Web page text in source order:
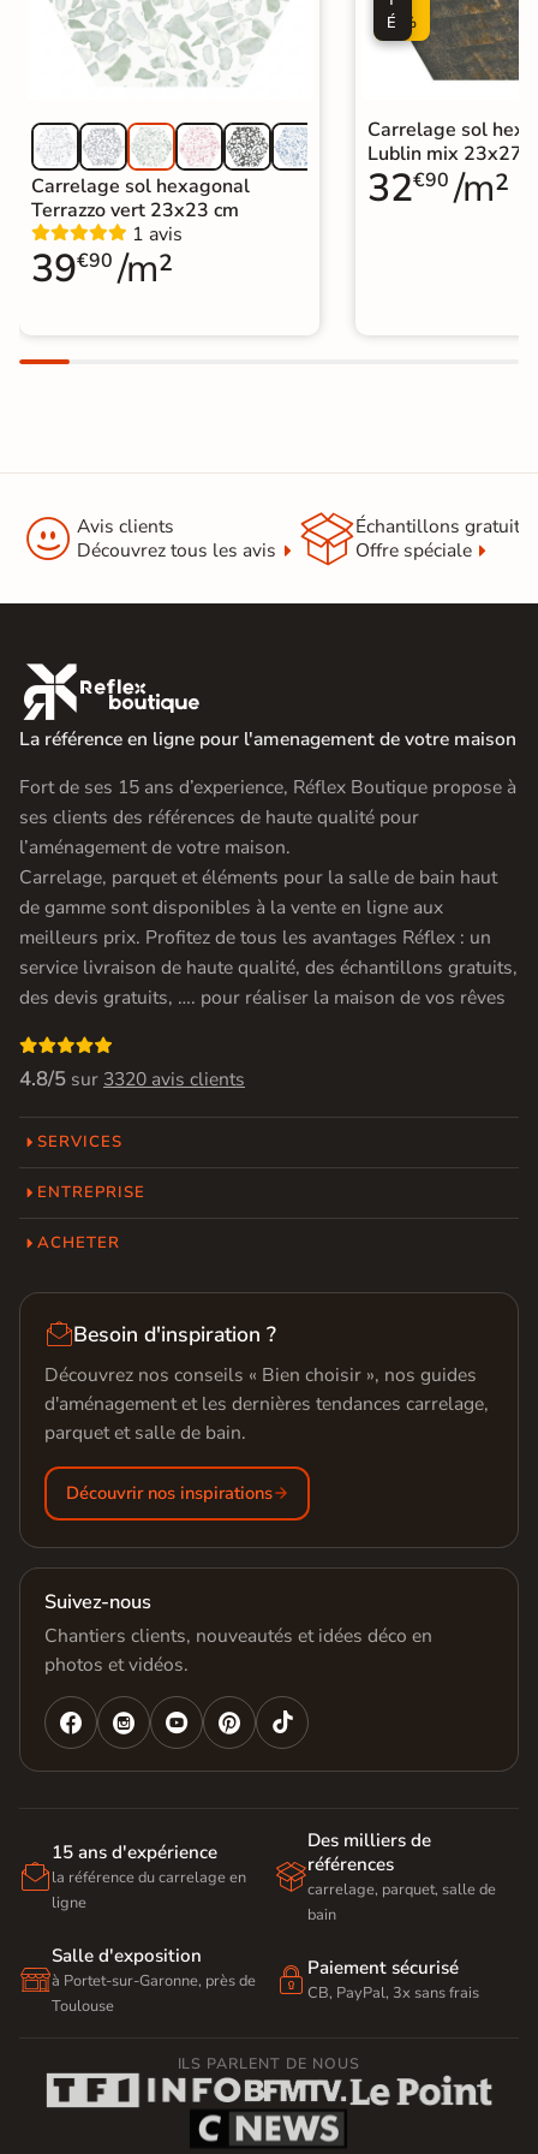
Carrelage sol hexagonal
Terrazzo vert 23x23 cm
1 avis
39€90 /m²
%
É
Carrelage sol
Lublin mix 23x27
32€90 /m²
 Avis clients
Découvrez tous les avis
Échantillons gratuit
Offre spéciale

La référence en ligne pour l'amenagement de votre maison
Fort de ses 15 ans d’experience, Réflex Boutique propose à
ses clients des références de haute qualité pour
l’aménagement de votre maison.
Carrelage, parquet et éléments pour la salle de bain haut
de gamme sont disponibles à la vente en ligne aux
meilleurs prix. Profitez de tous les avantages Réflex : un
service livraison de haute qualité, des échantillons gratuits,
des devis gratuits, …. pour réaliser la maison de vos rêves

4.8/5 sur 3320 avis clients
SERVICES
ENTREPRISE
ACHETER
Besoin d'inspiration ?
Découvrez nos conseils « Bien choisir », nos guides
d'aménagement et les dernières tendances carrelage,
parquet et salle de bain.
Découvrir nos inspirations
Suivez-nous
Chantiers clients, nouveautés et idées déco en
photos et vidéos.
   

15 ans d'expérience
la référence du carrelage en
ligne

Des milliers de
références
carrelage, parquet, salle de
bain

Salle d'exposition
à Portet-sur-Garonne, près de
Toulouse
 Paiement sécurisé
CB, PayPal, 3x sans frais
ILS PARLENT DE NOUS